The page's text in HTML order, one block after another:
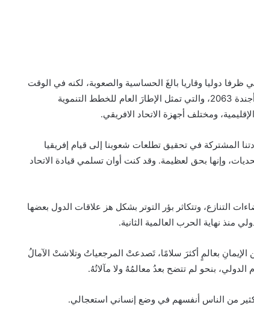
ظرفا دوليا وقاريا بالغَ الحساسية والصعوبة، لكنه في الوقت
ذاته صادف اعتماد خطتنا العشرية الثانية في سياق تنفيذ أجندة 2063، والتي تمثل الإطارَ العام للخطط التنموية
ومختلف أجهزة الاتحاد الافريقي.
المشتركة في تحقيق تطلعات شعوبنا إلى قيام إفريقيا
وإنها بحق لعظيمة. وقد كنت أوان تسلمي قيادة الاتحاد
التنازع، وتتكاثر بؤر التوتر بشكل هز علاقات الدول بعضها
منذ نهاية الحرب العالمية الثانية.
بعالمٍ أكثرَ سلامًا، تَصدعتْ المرجعياتُ وتلاشتْ الآمالُ
بنحو لم تتضح بعدُ معالمُهُ ولا مآلاتُهُ.
من الناس أنفسهم في وضع إنساني استعجالي.